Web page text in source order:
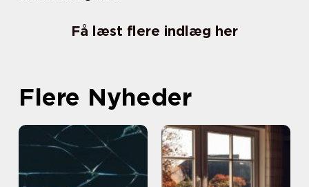
Få læst flere indlæg her
Flere Nyheder